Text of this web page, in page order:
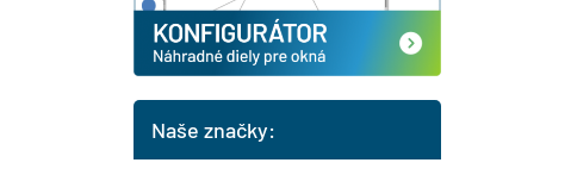
Naše značky: